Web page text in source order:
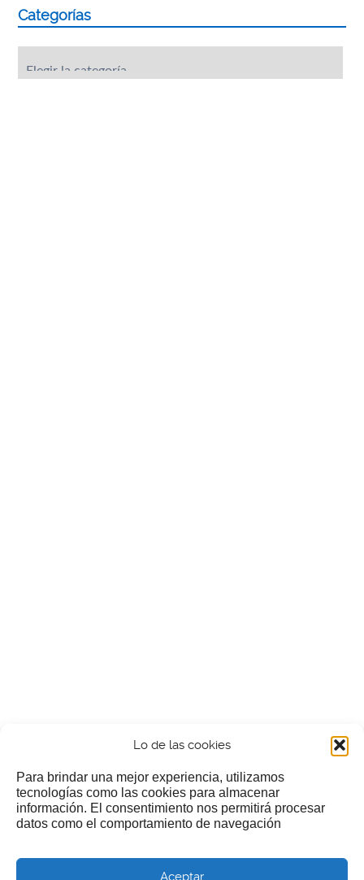
Lo de las cookies
Para brindar una mejor experiencia, utilizamos
tecnologías como las cookies para almacenar
información. El consentimiento nos permitirá procesar
datos como el comportamiento de navegación
Aceptar
Categorías
¿Nos invitas a un cafecillo?
Si te gusta nuestra web puedes echar limosna a estos